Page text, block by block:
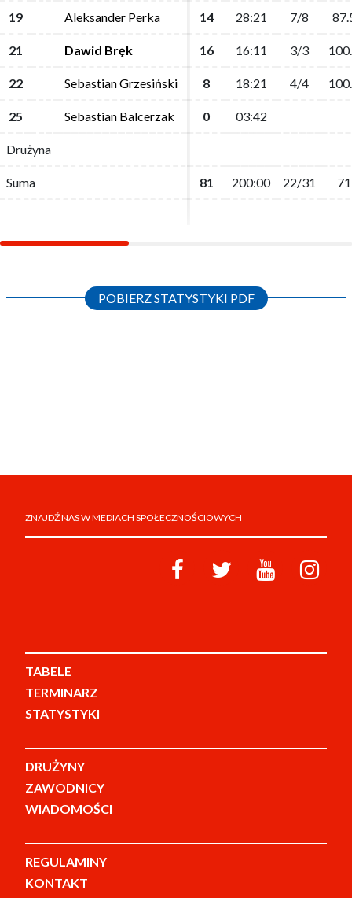
19 Aleksander Perka 14 28:21 7/8
21 Dawid Bręk 16 16:11 3/3
22 Sebastian Grzesiński 8 18:21 4/4
25 Sebastian Balcerzak 0 03:42
Drużyna
Suma 81 200:00 22/31 71
19 Aleksander Perka 14 28:21 7/8
21 Dawid Bręk 16 16:11 3/3
22 Sebastian Grzesiński 8 18:21 4/4
25 Sebastian Balcerzak 0 03:42
Drużyna
Suma 81 200:00 22/31 71
POBIERZ STATYSTYKI PDF
ZNAJDŹ NAS W MEDIACH SPOŁECZNOŚCIOWYCH
TABELE
TERMINARZ
STATYSTYKI
DRUŻYNY
ZAWODNICY
WIADOMOŚCI
REGULAMINY
KONTAKT